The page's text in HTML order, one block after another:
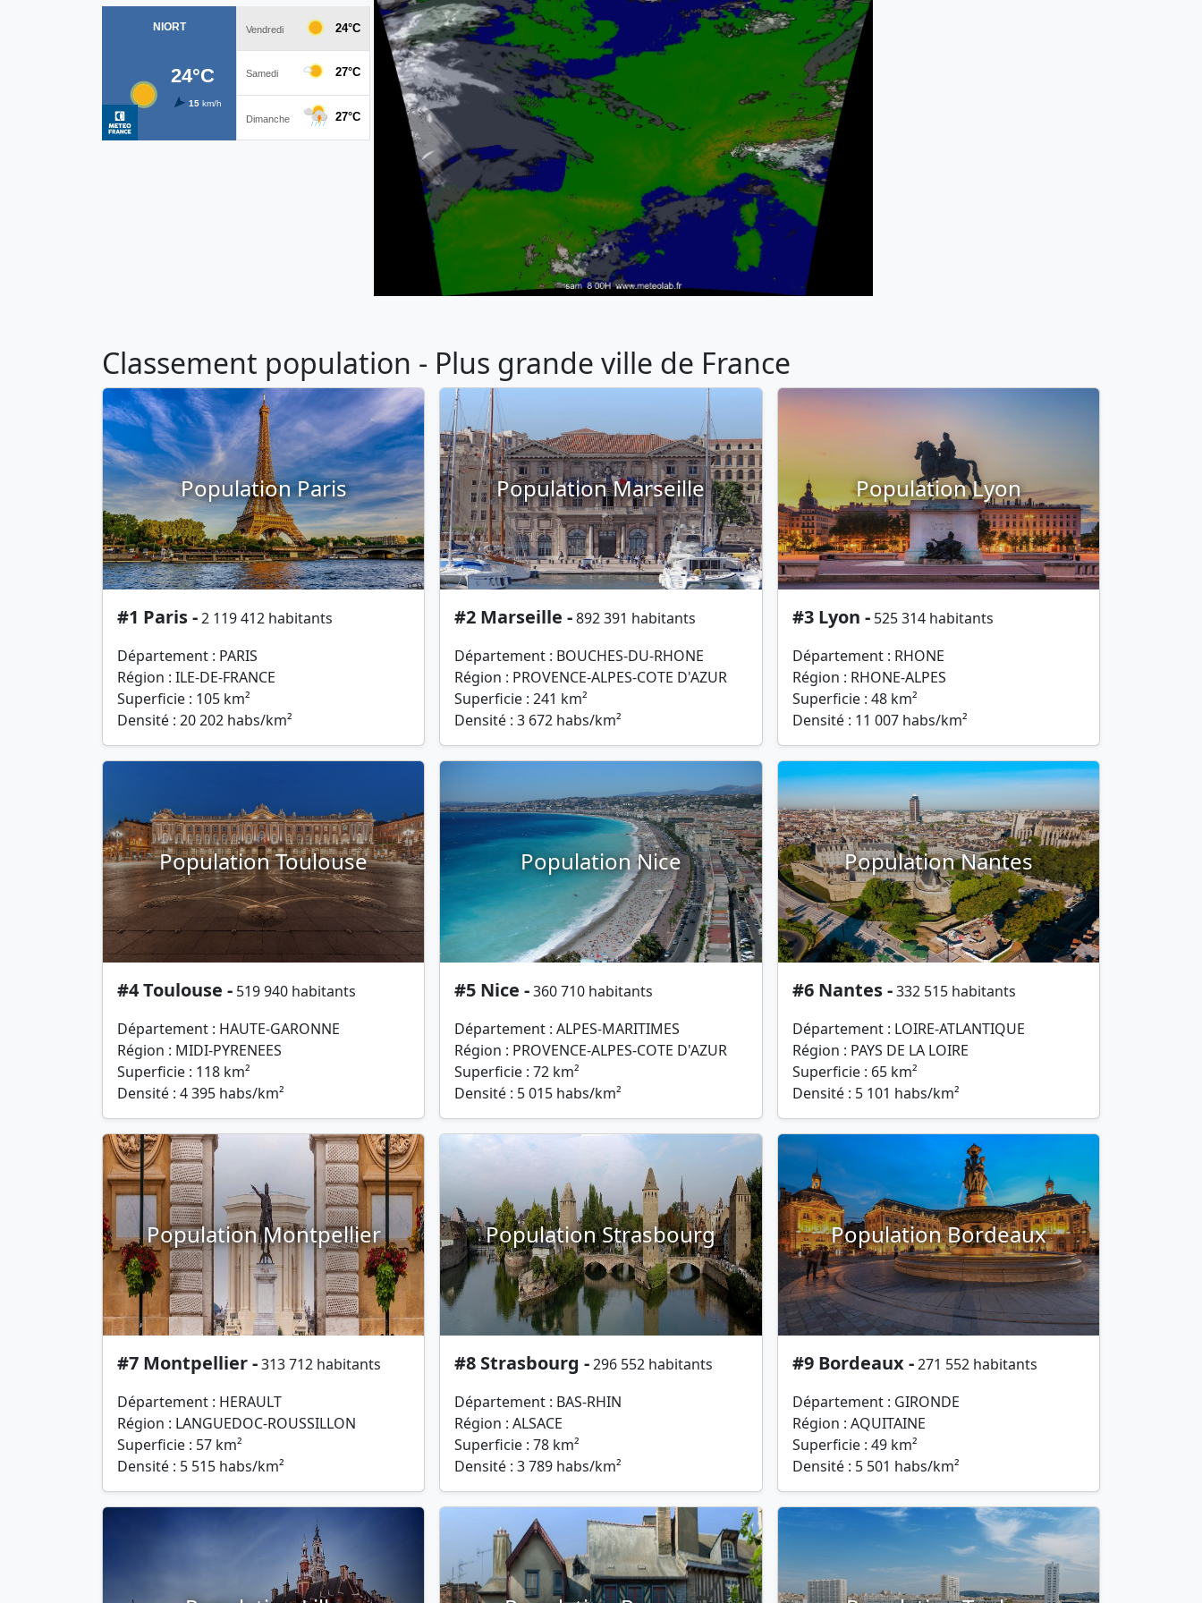
Classement population - Plus grande ville de France
Population Paris
#1 Paris -2 119 412 habitants
Département : PARIS
Région : ILE-DE-FRANCE
Superficie : 105 km²
Densité : 20 202 habs/km²
Population Marseille
#2 Marseille -892 391 habitants
Département : BOUCHES-DU-RHONE
Région : PROVENCE-ALPES-COTE D'AZUR
Superficie : 241 km²
Densité : 3 672 habs/km²
Population Lyon
#3 Lyon - 525 314 habitants
Département : RHONE
Région : RHONE-ALPES
Superficie : 48 km²
Densité : 11 007 habs/km²
Population Toulouse
#4 Toulouse - 519 940 habitants
Département : HAUTE-GARONNE
Région : MIDI-PYRENEES
Superficie : 118 km²
Densité : 4 395 habs/km²
Population Nice
#5 Nice -360 710 habitants
Département : ALPES-MARITIMES
Région : PROVENCE-ALPES-COTE D'AZUR
Superficie : 72 km²
Densité : 5 015 habs/km²
Population Nantes
#6 Nantes -332 515 habitants
Département : LOIRE-ATLANTIQUE
Région : PAYS DE LA LOIRE
Superficie : 65 km²
Densité : 5 101 habs/km²
Population Montpellier
#7 Montpellier -313 712 habitants
Département : HERAULT
Région : LANGUEDOC-ROUSSILLON
Superficie : 57 km²
Densité : 5 515 habs/km²
Population Strasbourg
#8 Strasbourg -296 552 habitants
Département : BAS-RHIN
Région : ALSACE
Superficie : 78 km²
Densité : 3 789 habs/km²
Population Bordeaux
#9 Bordeaux -271 552 habitants
Département : GIRONDE
Région : AQUITAINE
Superficie : 49 km²
Densité : 5 501 habs/km²